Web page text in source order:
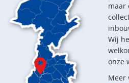
maar
Wij
onze
Meer